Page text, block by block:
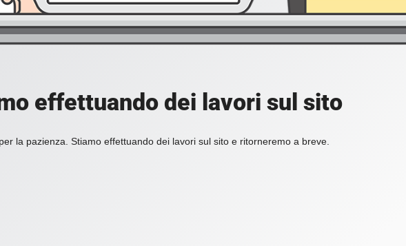
effettuando dei lavori sul sito
la pazienza. Stiamo effettuando dei lavori sul sito e ritorneremo a breve.